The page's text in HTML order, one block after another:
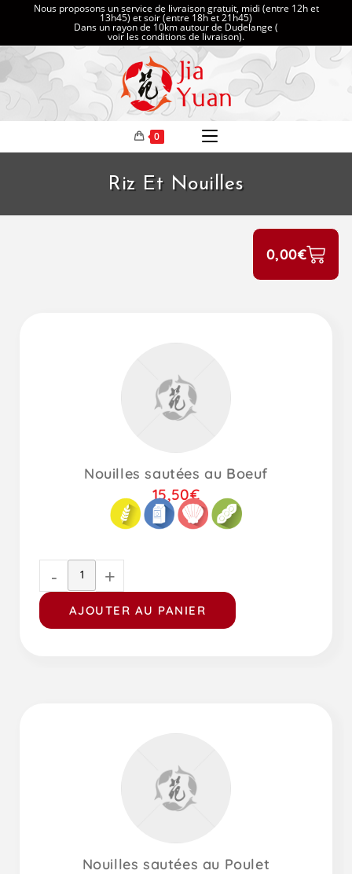
Nous proposons un service de livraison gratuit, midi (entre 12h et
13h45) et soir (entre 18h et 21h45)
Dans un rayon de 10km autour de Dudelange (
voir les conditions de livraison).
0
Riz Et Nouilles
0,00€
Nouilles sautées au Boeuf
15,50€
- +
AJOUTER AU PANIER
Nouilles sautées au Poulet